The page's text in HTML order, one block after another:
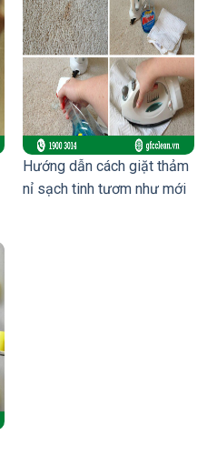
Hướng dẫn cách giặt thảm
nỉ sạch tinh tươm như mới